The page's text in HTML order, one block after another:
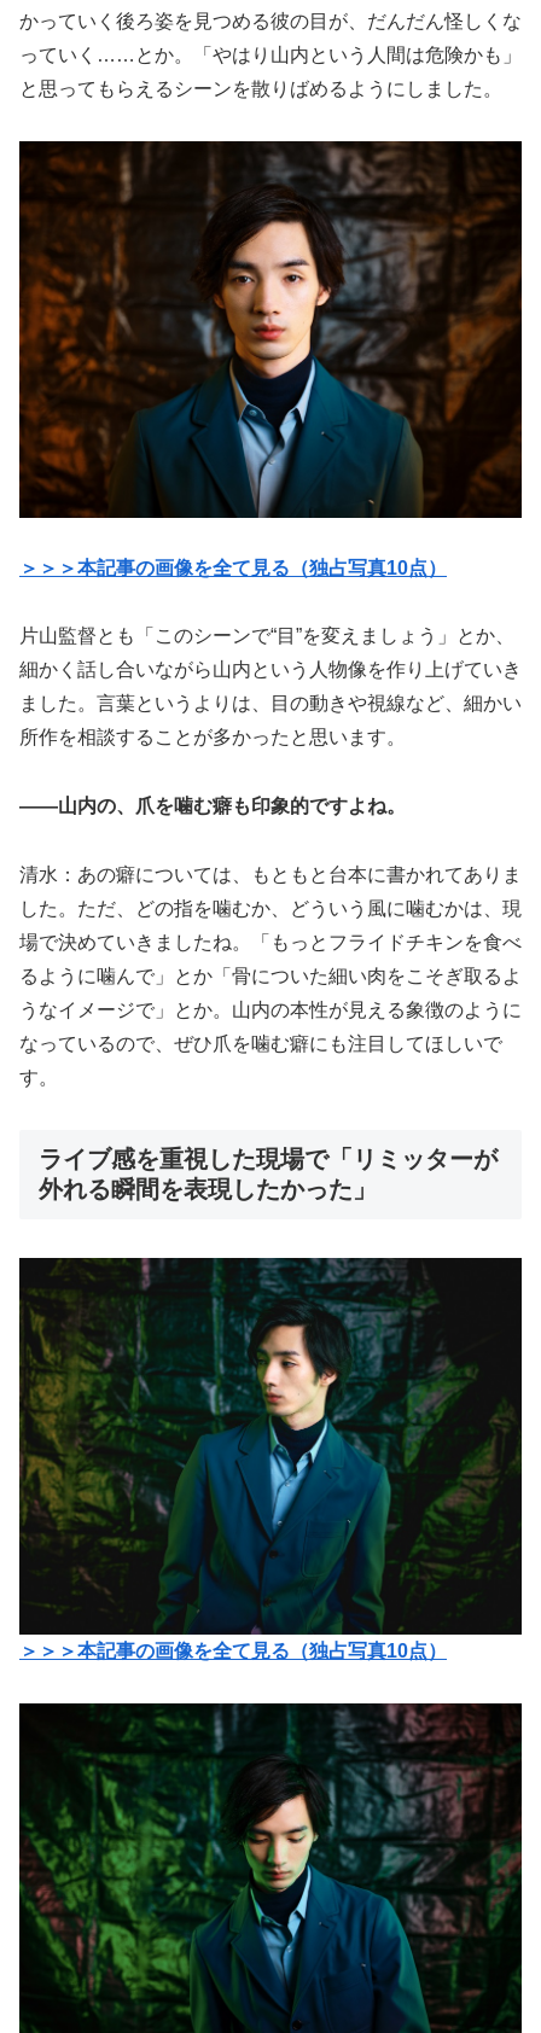
かっていく後ろ姿を見つめる彼の目が、だんだん怪しくな
っていく……とか。「やはり山内という人間は危険かも」
と思ってもらえるシーンを散りばめるようにしました。
＞＞＞本記事の画像を全て見る（独占写真10点）
片山監督とも「このシーンで“目”を変えましょう」とか、
細かく話し合いながら山内という人物像を作り上げていき
ました。言葉というよりは、目の動きや視線など、細かい
所作を相談することが多かったと思います。
――山内の、爪を噛む癖も印象的ですよね。
清水：あの癖については、もともと台本に書かれてありま
した。ただ、どの指を噛むか、どういう風に噛むかは、現
場で決めていきましたね。「もっとフライドチキンを食べ
るように噛んで」とか「骨についた細い肉をこそぎ取るよ
うなイメージで」とか。山内の本性が見える象徴のように
なっているので、ぜひ爪を噛む癖にも注目してほしいで
す。
ライブ感を重視した現場で「リミッターが
外れる瞬間を表現したかった」
＞＞＞本記事の画像を全て見る（独占写真10点）